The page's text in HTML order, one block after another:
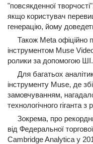
"повсякденної
якщо користувач
генерацію, йому
Також Meta офіційно
інструментом Muse
ролики за допомогою ШІ.
Для багатьох
інструменту Muse, де
замовчуванням,
технологічного гіганта
Зокрема, про
від Федеральної
Cambridge Analytica у